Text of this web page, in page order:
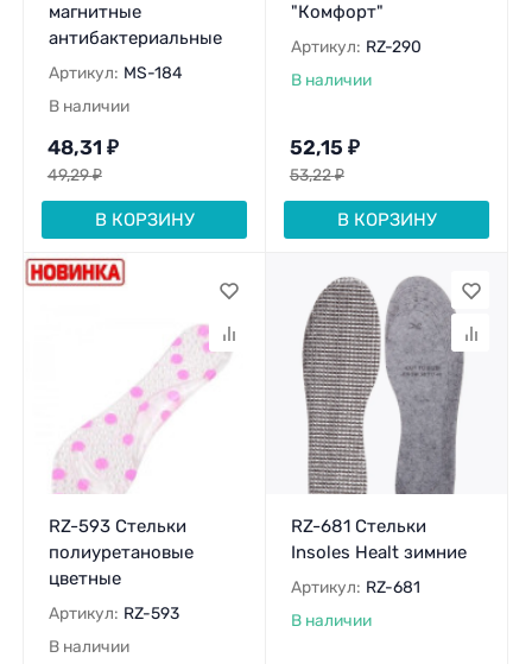
магнитные
антибактериальные
Артикул: MS-184
В наличии
48,31 ₽
49,29₽
В КОРЗИНУ
"Комфорт"
Артикул: RZ-290
В наличии
52,15 ₽
53,22₽
В КОРЗИНУ
RZ-593 Стельки
полиуретановые
цветные
Артикул: RZ-593
В наличии
RZ-681 Стельки
Insoles Healt зимние
Артикул: RZ-681
В наличии